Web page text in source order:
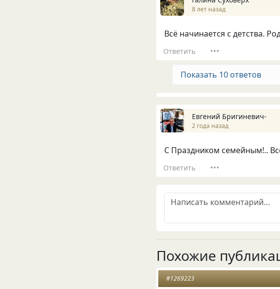
8 лет назад
Всё начинается с детства.
Ответить
Показать 10 ответов
Евгений Бригиневич-
2 года назад
С Праздником семейным!..
Ответить
Похожие
#1269223